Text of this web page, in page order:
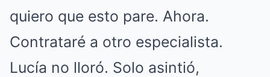
quiero que esto pare. Ahora.
Contrataré a otro especialista.
Lucía no lloró. Solo asintió,